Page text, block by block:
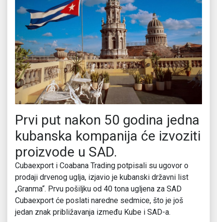
Prvi put nakon 50 godina jedna
kubanska kompanija će izvoziti
proizvode u SAD.
Cubaexport i Coabana Trading potpisali su ugovor o
prodaji drvenog uglja, izjavio je kubanski državni list
„Granma“. Prvu pošiljku od 40 tona ugljena za SAD
Cubaexport će poslati naredne sedmice, što je još
jedan znak približavanja između Kube i SAD-a.